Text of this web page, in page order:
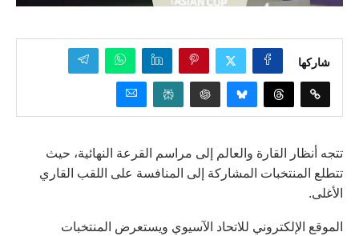
شاركها
تتجه أنظار القارة والعالم إلى مراسم القرعة النهائية، حيث
تتطلع المنتخبات المشاركة إلى المنافسة على اللقب القاري
الأغلى.
الموقع الإلكتروني للاتحاد الآسيوي ويستعرض المنتخبات